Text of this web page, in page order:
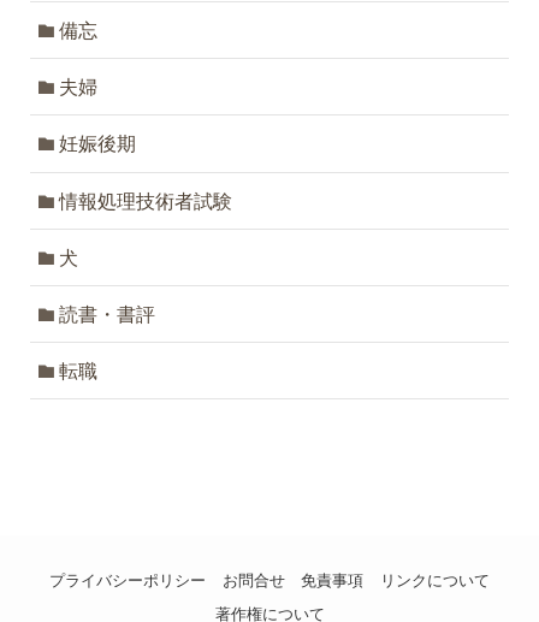
備忘
夫婦
妊娠後期
情報処理技術者試験
犬
読書・書評
転職
プライバシーポリシー お問合せ 免責事項
リンクについて
著作権について